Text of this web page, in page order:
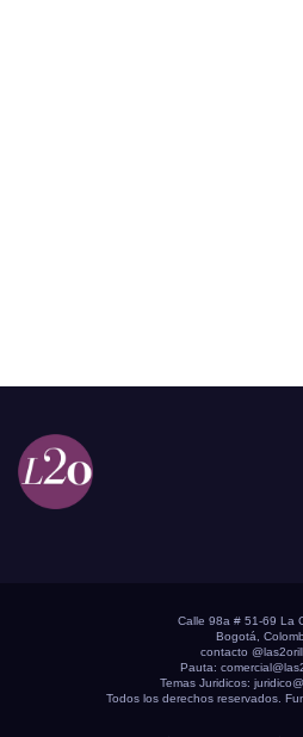
Calle 98a # 51-69 La
Bogotá,
contacto
Pauta:
Temas Juridicos:
Todos los derechos reservados.